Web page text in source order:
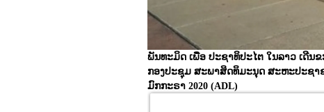
ພັນທະມິດ ເພື່ອ ປະຊາທິປະໄຕ ໃນລາວ ເດີນ
ກອງປະຊຸມ ສະພາສິດທິມະນຸດ ສະຫະປະຊາ
ມົກກະຣາ 2020 (ADL)